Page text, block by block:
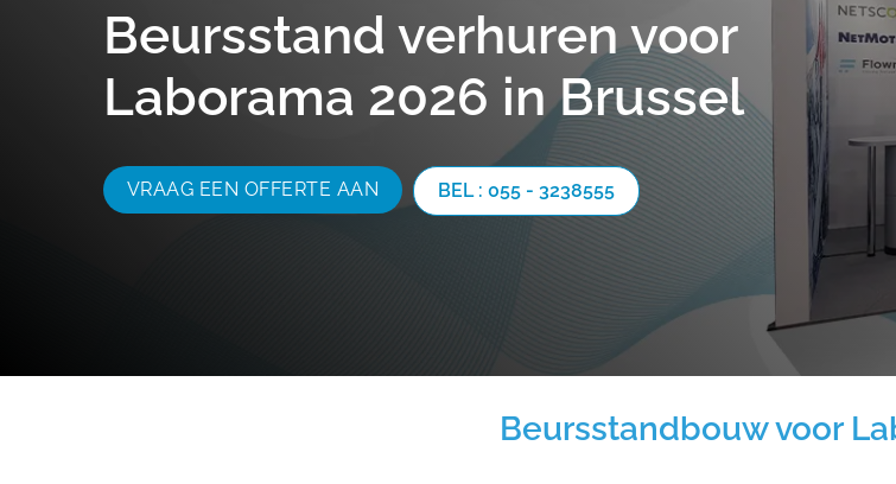
Beursstand verhuren voor
Laborama 2026 in Brussel
VRAAG EEN OFFERTE AAN BEL : 055 - 3238555
Beursstandbouw voor